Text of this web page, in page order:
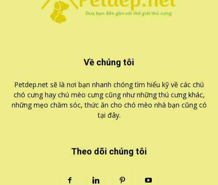
Về chúng tôi
Petdep.net sẽ là nơi bạn nhanh chóng tìm hiểu kỹ về các chú
chó cưng hay chú mèo cưng cũng như những thú cưng khác,
những mẹo chăm sóc, thức ăn cho chó mèo nhà bạn cũng có
tại đây.
Theo dõi chúng tôi